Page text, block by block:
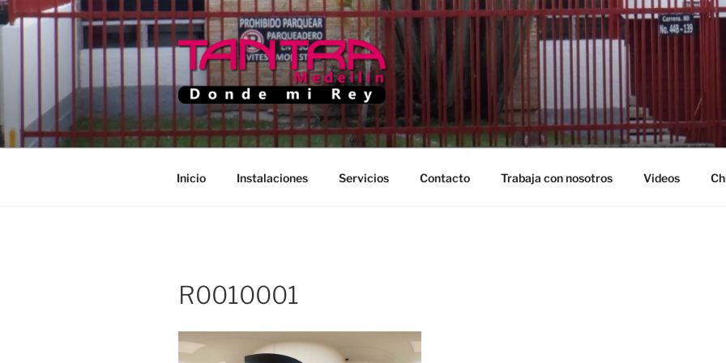
Saltar
al
TANTRA MEDELLIN
Donde Mi Rey
Inicio Instalaciones Servicios Contacto Trabaja con nosotros Videos
R0010001